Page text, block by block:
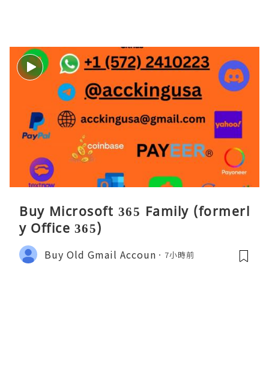
Buy Microsoft 365 Family (formerl
y Office 365)
Buy Old Gmail Accoun 7小時前